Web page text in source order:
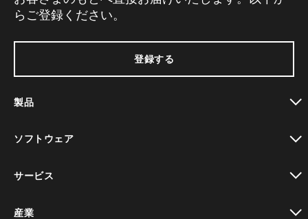
らご登録ください。
登録する
製品
ソフトウェア
サービス
産業